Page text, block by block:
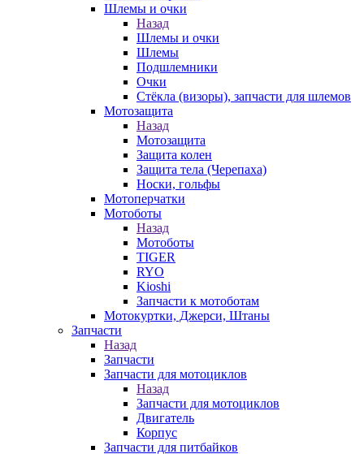
Шлемы и очки
Назад
Шлемы и очки
Шлемы
Подшлемники
Очки
Стёкла (визоры), запчасти для шлемов
Мотозащита
Назад
Мотозащита
Защита колен
Защита тела (Черепаха)
Носки, гольфы
Мотоперчатки
Мотоботы
Назад
Мотоботы
TIGER
RYO
Kioshi
Запчасти к мотоботам
Мотокуртки, Джерси, Штаны
Запчасти
Назад
Запчасти
Запчасти для мотоциклов
Назад
Запчасти для мотоциклов
Двигатель
Корпус
Запчасти для питбайков